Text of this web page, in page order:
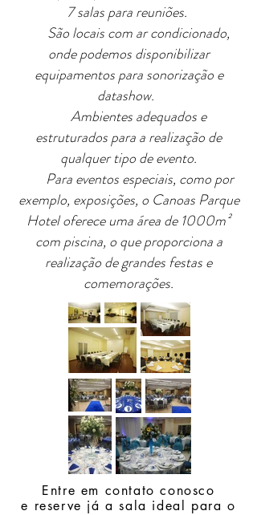
7 salas para reuniões.
São locais com ar condicionado,
onde podemos disponibilizar
equipamentos para sonorização e
datashow.
Ambientes adequados e
estruturados para a realização de
qualquer tipo de evento.
Para eventos especiais, como por
exemplo, exposições, o Canoas Parque
Hotel oferece uma área de 1000m²
com piscina, o que proporciona a
realização de grandes festas e
comemorações.
Entre em contato conosco
e reserve já a sala ideal para o